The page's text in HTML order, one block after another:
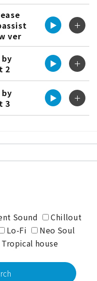
ver
▶︎ ＋
by
2
▶︎ ＋
by
3
▶︎ ＋
Sound
Chillout
Lo-Fi
Neo Soul
Tropical house